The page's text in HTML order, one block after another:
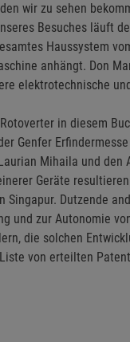
wir zu sehen
Besuches läuft
Haussystem
anhängt. Don
elektrotechnische
in diesem
Genfer
Mihaila und den
Geräte
Singapur. Dutzende
und zur Autonomie
die solchen
von erteilten